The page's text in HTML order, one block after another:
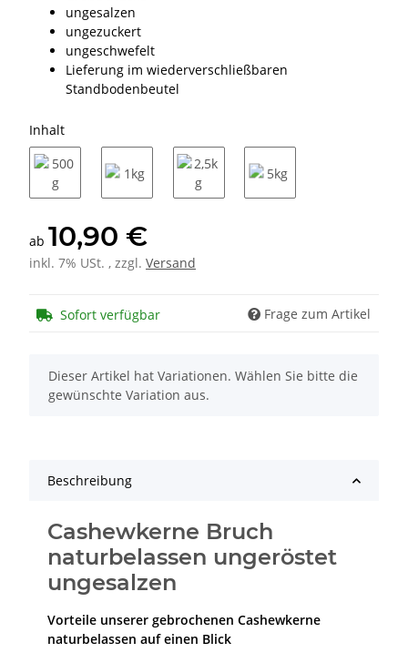
ungesalzen
ungezuckert
ungeschwefelt
Lieferung im wiederverschließbaren
Standbodenbeutel
Inhalt
ab 10,90 €
inkl. 7% USt. , zzgl. Versand
Sofort verfügbar Frage zum Artikel
x
Dieser Artikel hat Variationen. Wählen Sie bitte die
gewünschte Variation aus.
Beschreibung
Cashewkerne Bruch
naturbelassen ungeröstet
ungesalzen
Vorteile unserer gebrochenen Cashewkerne
naturbelassen auf einen Blick